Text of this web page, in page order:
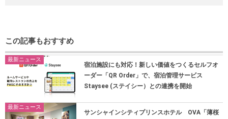
この記事もおすすめ
最新ニュース
宿泊施設にも対応！新しい価値をつくるセルフオ
ーダー「QR Order」で、宿泊管理サービス
Staysee (ステイシー）との連携を開始
最新ニュース
サンシャインシティプリンスホテル OVA「薄桜